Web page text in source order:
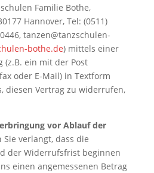
Familie Bothe,
Hannover, Tel: (0511)
tanzen@tanzschulen-
bothe.de) mittels einer
(z.B. ein mit der Post
oder E-Mail) in Textform
diesen Vertrag zu widerrufen,
vor Ablauf der
Sie verlangt, dass die
der Widerrufsfrist beginnen
einen angemessenen Betrag